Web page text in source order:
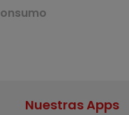
Nuestras Apps